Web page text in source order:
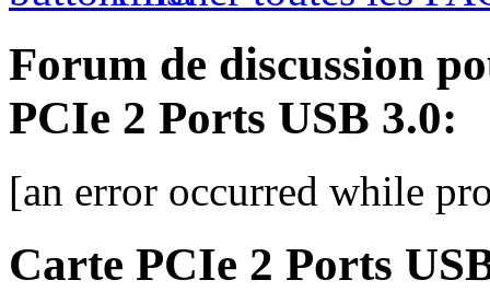
Forum de discussion
PCIe 2 Ports USB 3.0:
[an error occurred while
Carte PCIe 2 Ports